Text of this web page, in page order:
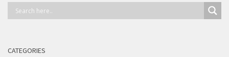
CATEGORIES